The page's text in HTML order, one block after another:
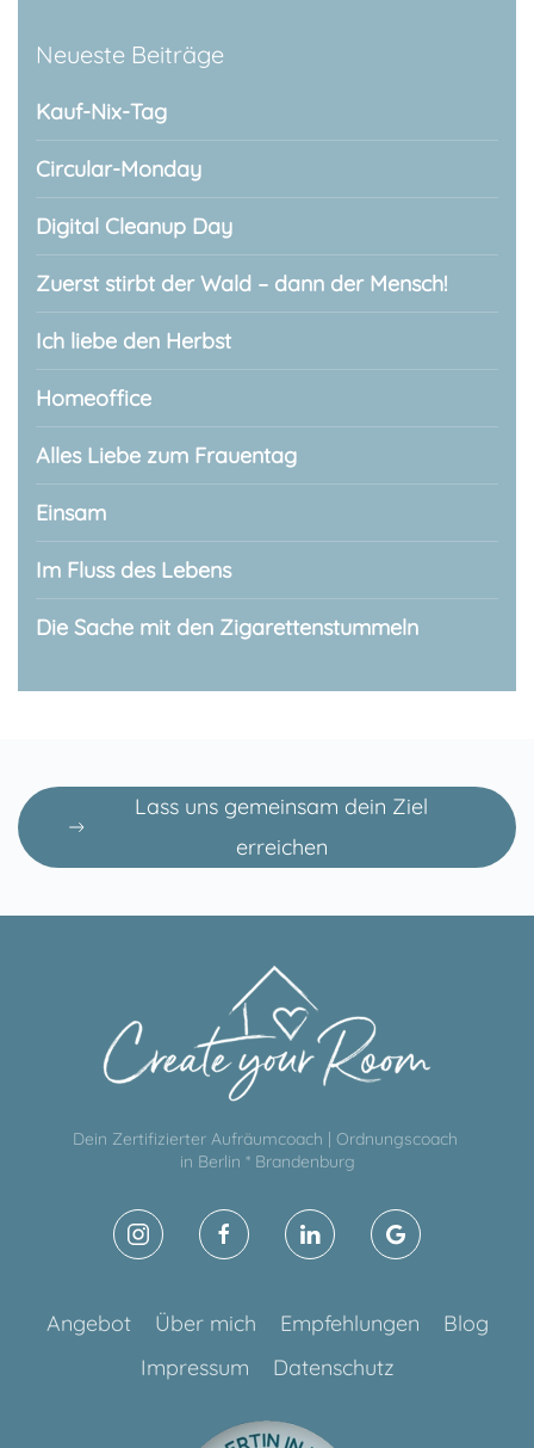
Neueste Beiträge
Kauf-Nix-Tag
Circular-Monday
Digital Cleanup Day
Zuerst stirbt der Wald – dann der Mensch!
Ich liebe den Herbst
Homeoffice
Alles Liebe zum Frauentag
Einsam
Im Fluss des Lebens
Die Sache mit den Zigarettenstummeln
Lass uns gemeinsam dein Ziel
erreichen
Dein Zertifizierter Aufräumcoach | Ordnungscoach
in Berlin * Brandenburg
Angebot Über mich Empfehlungen
Blog
Impressum
Datenschutz